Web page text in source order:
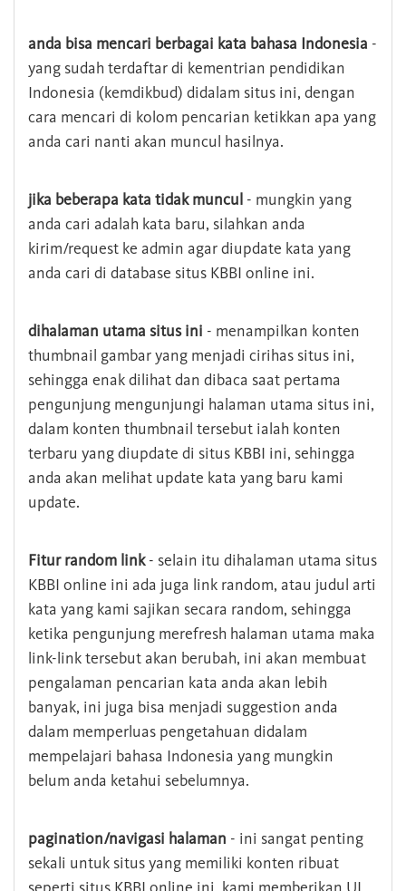
anda bisa mencari berbagai kata bahasa Indonesia -
yang sudah terdaftar di kementrian pendidikan
Indonesia (kemdikbud) didalam situs ini, dengan
cara mencari di kolom pencarian ketikkan apa yang
anda cari nanti akan muncul hasilnya.
jika beberapa kata tidak muncul - mungkin yang
anda cari adalah kata baru, silahkan anda
kirim/request ke admin agar diupdate kata yang
anda cari di database situs KBBI online ini.
dihalaman utama situs ini - menampilkan konten
thumbnail gambar yang menjadi cirihas situs ini,
sehingga enak dilihat dan dibaca saat pertama
pengunjung mengunjungi halaman utama situs ini,
dalam konten thumbnail tersebut ialah konten
terbaru yang diupdate di situs KBBI ini, sehingga
anda akan melihat update kata yang baru kami
update.
Fitur random link- selain itu dihalaman utama situs
KBBI online ini ada juga link random, atau judul arti
kata yang kami sajikan secara random, sehingga
ketika pengunjung merefresh halaman utama maka
link-link tersebut akan berubah, ini akan membuat
pengalaman pencarian kata anda akan lebih
banyak, ini juga bisa menjadi suggestion anda
dalam memperluas pengetahuan didalam
mempelajari bahasa Indonesia yang mungkin
belum anda ketahui sebelumnya.
pagination/navigasi halaman - ini sangat penting
sekali untuk situs yang memiliki konten ribuat